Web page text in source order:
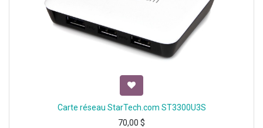
Carte réseau StarTech.com ST3300U3S
70,00 $